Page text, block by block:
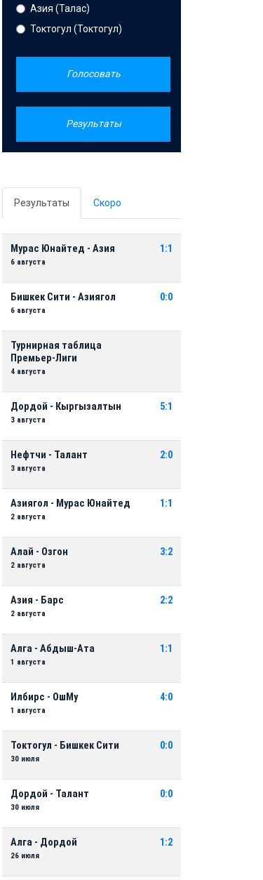
Азия (Талас)
Токтогул (Токтогул)
Голосовать
Результаты
Результаты Скоро
Мурас Юнайтед - Азия
6 августа
1:1
Бишкек Сити - Азиягол
6 августа
0:0
Турнирная таблица
Премьер-Лиги
4 августа
Дордой - Кыргызалтын
3 августа
5:1
Нефтчи - Талант
3 августа
2:0
Азиягол - Мурас Юнайтед
2 августа
1:1
Алай - Озгон
2 августа
3:2
Азия - Барс
2 августа
2:2
Алга - Абдыш-Ата
1 августа
1:1
Илбирс - ОшМу
1 августа
4:0
Токтогул - Бишкек Сити
30 июля
0:0
Дордой - Талант
30 июля
0:0
Алга - Дордой
26 июля
1:2